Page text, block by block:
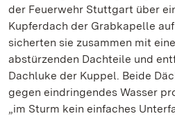
der Feuerwehr Stuttgart über
Kupferdach der Grabkapelle
sicherten sie zusammen mit
abstürzenden Dachteile und
Dachluke der Kuppel. Beide
gegen eindringendes Wasser
„im Sturm kein einfaches